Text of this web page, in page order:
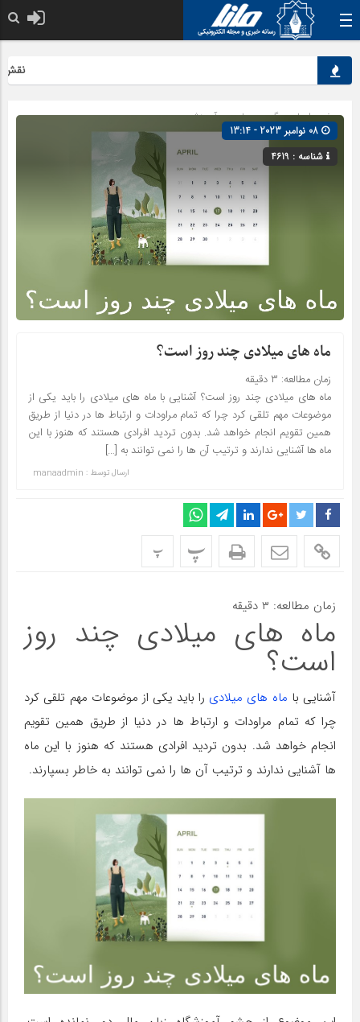
نقش
صفحه اصلی» گروه »علمی و آموزشی
شناسه : 4619
ماه های میلادی چند روز است؟
زمان مطالعه: ۳ دقیقه
ماه های میلادی چند روز است؟ آشنایی با ماه های میلادی را باید یکی از
موضوعات مهم تلقی کرد چرا که تمام مراودات و ارتباط ها در دنیا از طریق
همین تقویم انجام خواهد شد. بدون تردید افرادی هستند که هنوز با این
ماه ها آشنایی ندارند و ترتیب آن ها را نمی توانند به […]
ارسال توسط : manaadmin
پ پ
زمان مطالعه: ۳ دقیقه
ماه های میلادی چند روز
است؟
آشنایی با ماه های میلادی را باید یکی از موضوعات مهم تلقی کرد
چرا که تمام مراودات و ارتباط ها در دنیا از طریق همین تقویم
انجام خواهد شد. بدون تردید افرادی هستند که هنوز با این ماه
ها آشنایی ندارند و ترتیب آن ها را نمی توانند به خاطر بسپارند.